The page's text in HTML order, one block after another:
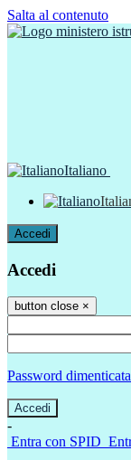
Salta al contenuto
Italiano
Accedi
Accedi
button close ×
Password
-
Entra con SPID